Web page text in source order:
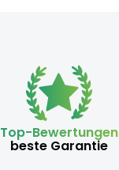
Top-Bewertungen
beste Garantie